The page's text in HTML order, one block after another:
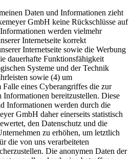
Daten und Informationen zieht
GmbH keine Rückschlüsse auf
werden vielmehr
Internetseite korrekt
Internetseite sowie die Werbung
dauerhafte Funktionsfähigkeit
Systeme und der Technik
sowie (4) um
eines Cyberangriffes die zur
bereitzustellen. Diese
Informationen werden durch die
GmbH daher einerseits statistisch
den Datenschutz und die
zu erhöhen, um letztlich
die von uns verarbeiteten
Die anonymen Daten der